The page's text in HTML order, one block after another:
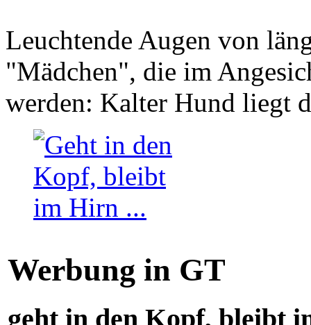
Leuchtende Augen von
"Mädchen", die im
werden: Kalter Hund liegt
Werbung in GT